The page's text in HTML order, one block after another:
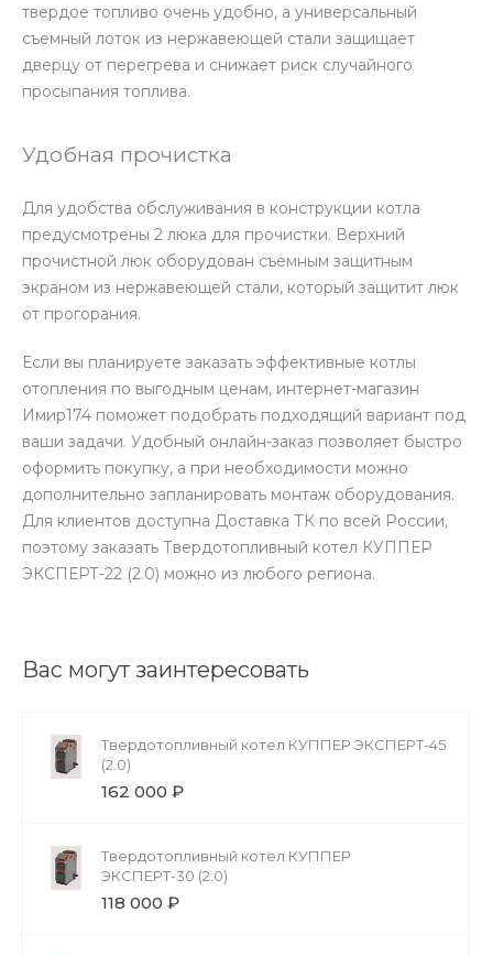
твердое топливо очень удобно, а универсальный
съемный лоток из нержавеющей стали защищает
дверцу от перегрева и снижает риск случайного
просыпания топлива.
Удобная прочистка
Для удобства обслуживания в конструкции котла
предусмотрены 2 люка для прочистки. Верхний
прочистной люк оборудован съемным защитным
экраном из нержавеющей стали, который защитит люк
от прогорания.
Если вы планируете заказать эффективные котлы
отопления по выгодным ценам, интернет-магазин
Имир174 поможет подобрать подходящий вариант под
ваши задачи. Удобный онлайн-заказ позволяет быстро
оформить покупку, а при необходимости можно
дополнительно запланировать монтаж оборудования.
Для клиентов доступна Доставка ТК по всей России,
поэтому заказать Твердотопливный котел КУППЕР
ЭКСПЕРТ-22 (2.0) можно из любого региона.
Вас могут заинтересовать
Твердотопливный котел КУППЕР ЭКСПЕРТ-45
(2.0)
162 000 ₽
Твердотопливный котел КУППЕР
ЭКСПЕРТ-30 (2.0)
118 000 ₽